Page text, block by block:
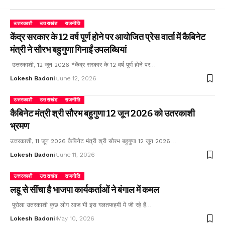
उत्तरकाशी उत्तराखंड राजनीति
केंद्र सरकार के 12 वर्ष पूर्ण होने पर आयोजित प्रेस वार्ता में कैबिनेट
मंत्री ने सौरभ बहुगुणा गिनाईं उपलब्धियां
उत्तरकाशी, 12 जून 2026 *केंद्र सरकार के 12 वर्ष पूर्ण होने पर…
Lokesh Badoni June 12, 2026
उत्तरकाशी उत्तराखंड राजनीति
कैबिनेट मंत्री श्री सौरभ बहुगुणा 12 जून 2026 को उतरकाशी
भ्रमण
उत्तरकाशी, 11 जून 2026 कैबिनेट मंत्री श्री सौरभ बहुगुणा 12 जून 2026…
Lokesh Badoni June 11, 2026
उत्तरकाशी उत्तराखंड राजनीति
लहू से सींचा है भाजपा कार्यकर्ताओं ने बंगाल में कमल
पुरोला उतरकाशी कुछ लोग आज भी इस गलतफहमी में जी रहे हैं…
Lokesh Badoni May 10, 2026